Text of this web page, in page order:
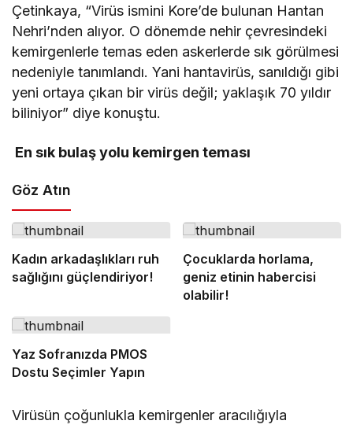
Çetinkaya, “Virüs ismini Kore’de bulunan Hantan
Nehri’nden alıyor. O dönemde nehir çevresindeki
kemirgenlerle temas eden askerlerde sık görülmesi
nedeniyle tanımlandı. Yani hantavirüs, sanıldığı gibi
yeni ortaya çıkan bir virüs değil; yaklaşık 70 yıldır
biliniyor” diye konuştu.
En sık bulaş yolu kemirgen teması
Göz Atın
Kadın arkadaşlıkları ruh
sağlığını güçlendiriyor!
Çocuklarda horlama,
geniz etinin habercisi
olabilir!
Yaz Sofranızda PMOS
Dostu Seçimler Yapın
Virüsün çoğunlukla kemirgenler aracılığıyla